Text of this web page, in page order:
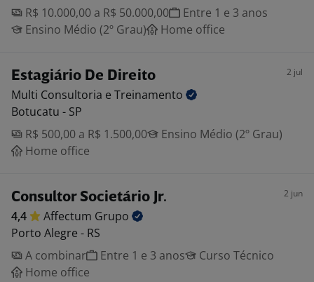
R$ 10.000,00 a R$ 50.000,00
Entre 1 e 3 anos
Ensino Médio (2º Grau)
Home office
Estagiário De Direito 2 jul
Multi Consultoria e Treinamento
Botucatu - SP
R$ 500,00 a R$ 1.500,00
Ensino Médio (2º Grau)
Home office
Consultor Societário Jr. 2 jun
4,4 Affectum Grupo
Porto Alegre - RS
A combinar
Entre 1 e 3 anos
Curso Técnico
Home office